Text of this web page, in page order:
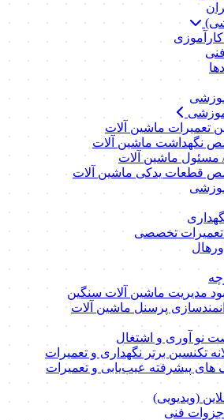
تعمیرات ماشین آلات
نگهداشت ماشین آلات
مسئول ماشین آلات
قطعات یدکی ماشین آلات
تعمیرات تخصصی
مدیریت ماشین آلات سنگین
پرسنل ماشین آلات
نو آوری و اشتغال
تکنسین برتر نگهداری و تعمیرات
های پیشرفته عیب‌یابی و تعمیرات
(ویدیویی)
فنی